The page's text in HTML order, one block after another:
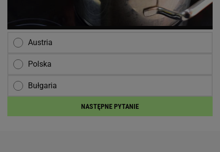
Austria
Polska
Bułgaria
NASTĘPNE PYTANIE